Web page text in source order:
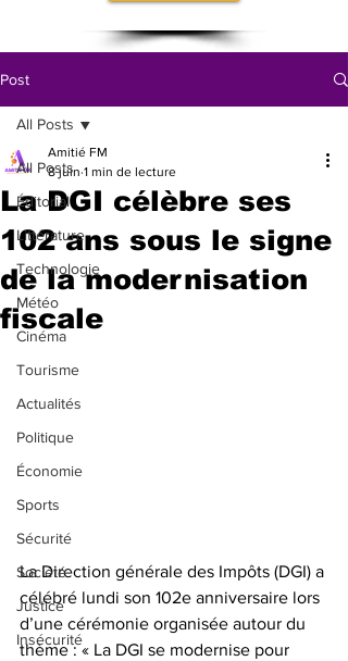
Post
All Posts
Éditorial
Littérature
Technologie
Météo
Cinéma
Tourisme
Actualités
Politique
Économie
Sports
Sécurité
Société
Justice
Insécurité
All Posts
La DGI célèbre ses
102 ans sous le signe
de la modernisation
fiscale
Amitié FM
8 juin 1 min de lecture
La Direction générale des Impôts (DGI) a
célébré lundi son 102e anniversaire lors
d’une cérémonie organisée autour du
thème : « La DGI se modernise pour